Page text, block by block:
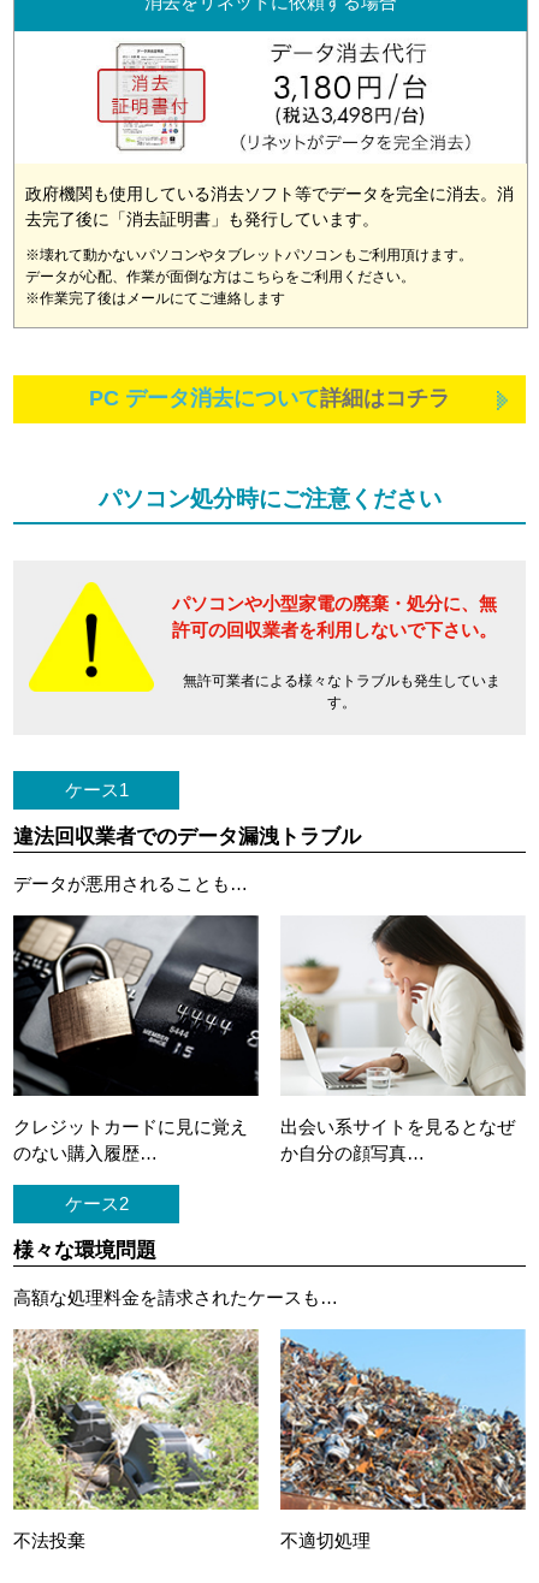
政府機関も使用している消去ソフト等でデータを完全に消去。消
去完了後に「消去証明書」も発行しています。
※壊れて動かないパソコンやタブレットパソコンもご利用頂けます。
データが心配、作業が面倒な方はこちらをご利用ください。
※作業完了後はメールにてご連絡します
PC データ消去について詳細はコチラ
パソコン処分時にご注意ください
パソコンや小型家電の廃棄・処分に、 無
許可の回収業者を利用しないで下さい。
無許可業者による様々なトラブルも発生していま
す。
ケース1
違法回収業者でのデータ漏洩トラブル
データが悪用されることも…
クレジットカードに 見に覚え
のない購入履歴…
出会い系サイトを見ると なぜ
か自分の顔写真…
ケース2
様々な環境問題
高額な処理料金を請求されたケースも…
不法投棄 不適切処理